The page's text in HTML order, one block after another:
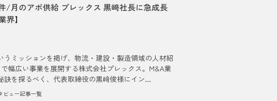
/月のアポ供給 プレックス 黒﨑社長に急成長
】
うミッションを掲げ、物流・建設・製造領域の人材紹
幅広い事業を展開する株式会社プレックス。M&A業
を探るべく、代表取締役の黒﨑俊様にイン...
ビュー記事一覧